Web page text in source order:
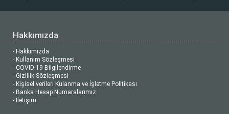
Hakkımızda
- Hakkımızda
- Kullanım Sözleşmesi
- COVID-19 Bilgilendirme
- Gizlilik Sözleşmesi
- Kişisel verileri Kulanma ve İşletme Politikası
- Banka Hesap Numaralarımız
- İletişim